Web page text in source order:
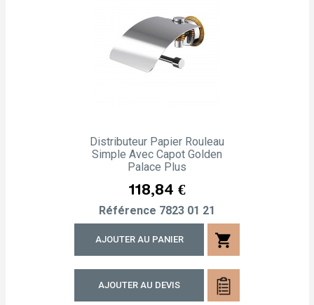
Distributeur Papier Rouleau
Simple Avec Capot Golden
Palace Plus
Prix
118,84 €
Référence 7823 01 21
AJOUTER AU PANIER shopping_cart
AJOUTER AU DEVIS